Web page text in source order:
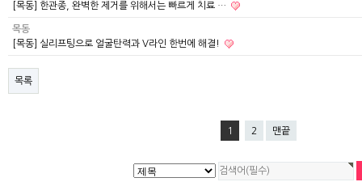
[목동] 한관종, 완벽한 제거를 위해서는 빠르게 치료 …
목동
[목동] 실리프팅으로 얼굴탄력과 V라인 한번에 해결!
목록
1 2 맨끝